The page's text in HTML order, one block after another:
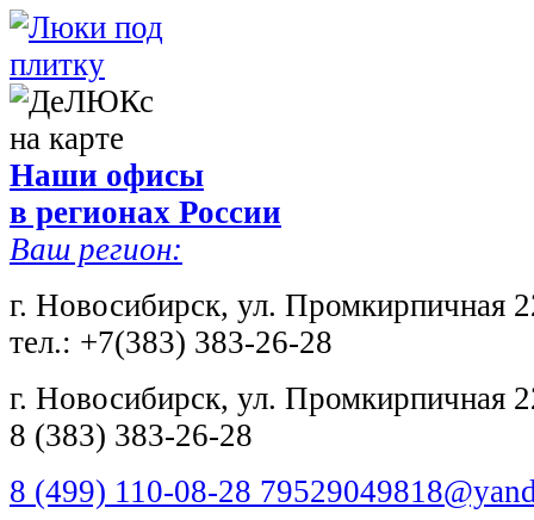
Наши офисы
в регионах России
Ваш регион:
г. Новосибирск, ул. Промкирпичная
тел.: +7(383) 383-26-28
г. Новосибирск, ул. Промкирпичная
8 (383) 383-26-28
8 (499) 110-08-28